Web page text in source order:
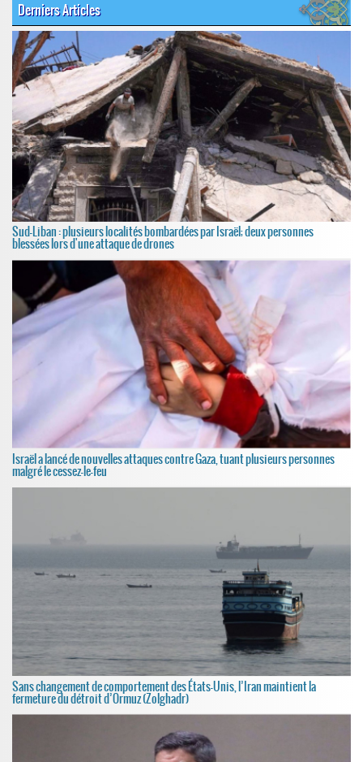
Derniers Articles
Sud-Liban : plusieurs localités bombardées par Israël; deux personnes
blessées lors d'une attaque de drones
Israël a lancé de nouvelles attaques contre Gaza, tuant plusieurs personnes
malgré le cessez-le-feu
Sans changement de comportement des États-Unis, l’Iran maintient la
fermeture du détroit d’Ormuz (Zolghadr)